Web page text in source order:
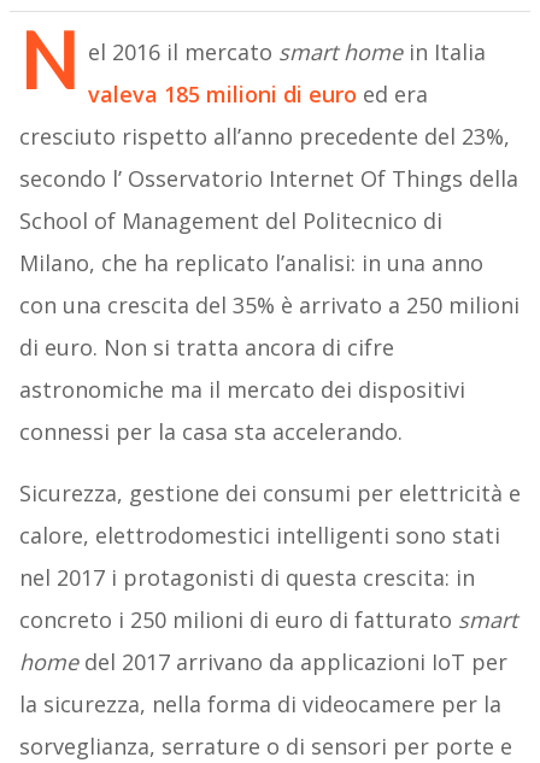
N el 2016 il mercato smart homein Italia
valeva 185 milioni di euro ed era
cresciuto rispetto all’anno precedente del 23%,
secondo l’ Osservatorio Internet Of Things della
School of Management del Politecnico di
Milano, che ha replicato l’analisi: in una anno
con una crescita del 35% è arrivato a 250 milioni
di euro. Non si tratta ancora di cifre
astronomiche ma il mercato dei dispositivi
connessi per la casa sta accelerando.
Sicurezza, gestione dei consumi per elettricità e
calore, elettrodomestici intelligenti sono stati
nel 2017 i protagonisti di questa crescita: in
concreto i 250 milioni di euro di fatturato smart
homedel 2017 arrivano da applicazioni IoT per
la sicurezza, nella forma di videocamere per la
sorveglianza, serrature o di sensori per porte e